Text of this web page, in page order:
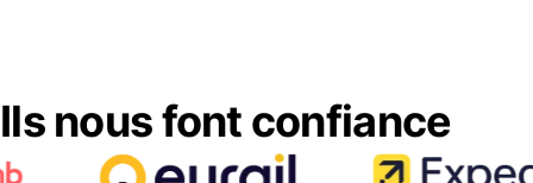
Ils nous font confiance